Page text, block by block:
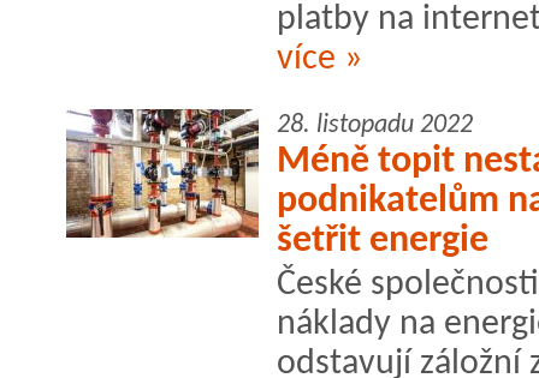
platby na
více »
28. listopadu 2022
Méně topit
podnikatelům
šetřit energie
České
náklady na
odstavují záložní